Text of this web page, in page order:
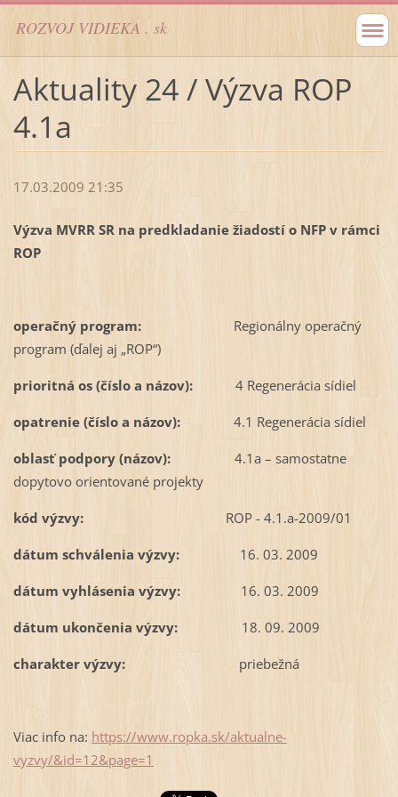
ROZVOJ VIDIEKA . sk
Aktuality 24 / Výzva ROP
4.1a
17.03.2009 21:35
Výzva MVRR SR na predkladanie žiadostí o NFP v rámci
ROP
operačný program:
Regionálny operačný
program (ďalej aj „ROP“)
prioritná os (číslo a názov): 4 Regenerácia sídiel
opatrenie (číslo a názov): 4.1 Regenerácia sídiel
oblasť podpory (názov):
4.1a – samostatne
dopytovo orientované projekty
kód výzvy: ROP - 4.1.a-2009/01
dátum schválenia výzvy: 16. 03. 2009
dátum vyhlásenia výzvy: 16. 03. 2009
dátum ukončenia výzvy:18. 09. 2009
charakter výzvy:priebežná
Viac info na: https://www.ropka.sk/aktualne-
vyzvy/&id=12&page=1